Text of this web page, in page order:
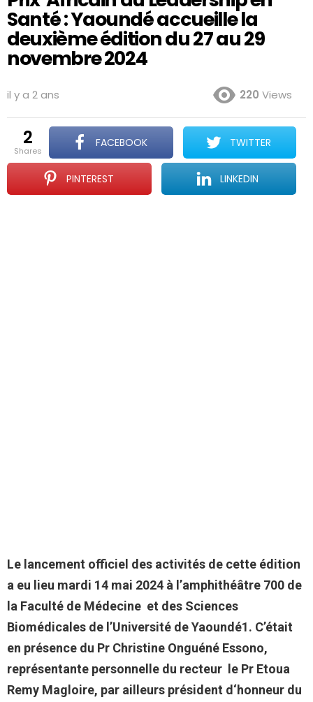
Santé : Yaoundé accueille la
deuxième édition du 27 au 29
novembre 2024
il y a 2 ans 220 Views
2
shares
FACEBOOK TWITTER
PINTEREST LINKEDIN
Le lancement officiel des activités de cette édition
a eu lieu mardi 14 mai 2024 à l’amphithéâtre 700 de
la Faculté de Médecine et des Sciences
Biomédicales de l’Université de Yaoundé1. C’était
en présence du Pr Christine Onguéné Essono,
représentante personnelle du recteur le Pr Etoua
Remy Magloire, par ailleurs président d‘honneur du